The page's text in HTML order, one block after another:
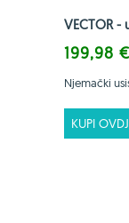
VECTOR -
199,98 €
Njemački
KUPI